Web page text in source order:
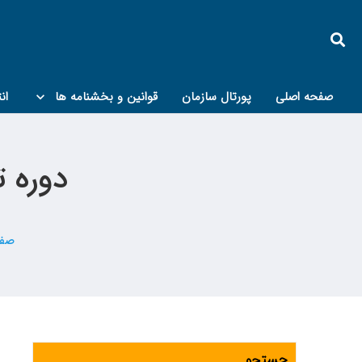
صفحه اصلی پورتال سازمان قوانین و بخشنامه ها